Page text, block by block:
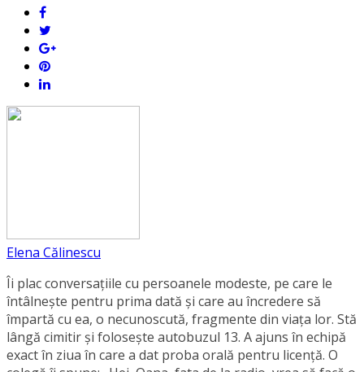
Elena Călinescu
Îi plac conversaţiile cu persoanele modeste, pe care le
întâlneşte pentru prima dată şi care au încredere să
împartă cu ea, o necunoscută, fragmente din viaţa lor. Stă
lângă cimitir și foloseşte autobuzul 13. A ajuns în echipă
exact în ziua în care a dat proba orală pentru licență. O